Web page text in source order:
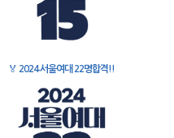
🏅 2024 서울여대 22명합격!!